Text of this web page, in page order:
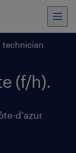
technician
(f/h).
d'azur